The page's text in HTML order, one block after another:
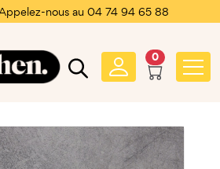
nous au 04 74 94 65 88
0